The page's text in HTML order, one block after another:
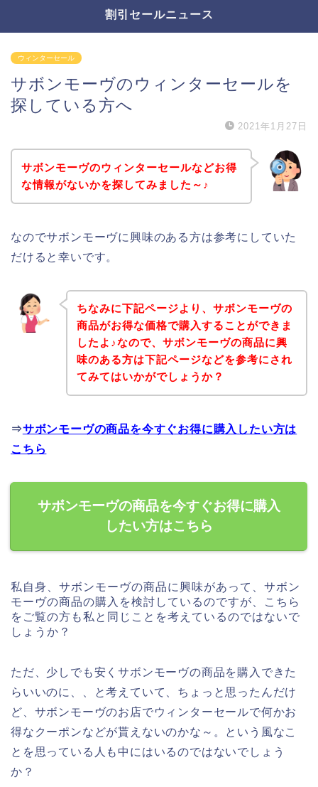
割引セールニュース
ウィンターセール
サボンモーヴのウィンターセールを
探している方へ
2021年1月27日
サボンモーヴのウィンターセールなどお得
な情報がないかを探してみました～♪
なのでサボンモーヴに興味のある方は参考にしていた
だけると幸いです。
ちなみに下記ページより、サボンモーヴの
商品がお得な価格で購入することができま
したよ♪なので、サボンモーヴの商品に興
味のある方は下記ページなどを参考にされ
てみてはいかがでしょうか？
⇒サボンモーヴの商品を今すぐお得に購入したい方は
こちら
サボンモーヴの商品を今すぐお得に購入
したい方はこちら
私自身、サボンモーヴの商品に興味があって、サボン
モーヴの商品の購入を検討しているのですが、こちら
をご覧の方も私と同じことを考えているのではないで
しょうか？
ただ、少しでも安くサボンモーヴの商品を購入できた
らいいのに、、と考えていて、ちょっと思ったんだけ
ど、サボンモーヴのお店でウィンターセールで何かお
得なクーポンなどが貰えないのかな～。という風なこ
とを思っている人も中にはいるのではないでしょう
か？